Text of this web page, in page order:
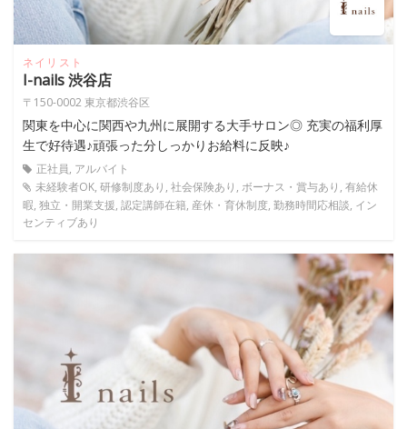
ネイリスト
I-nails 渋谷店
〒150-0002 東京都渋谷区
関東を中心に関西や九州に展開する大手サロン◎ 充実の福利厚
生で好待遇♪頑張った分しっかりお給料に反映♪
正社員, アルバイト
未経験者OK, 研修制度あり, 社会保険あり, ボーナス・賞与あり, 有給休
暇, 独立・開業支援, 認定講師在籍, 産休・育休制度, 勤務時間応相談, イン
センティブあり